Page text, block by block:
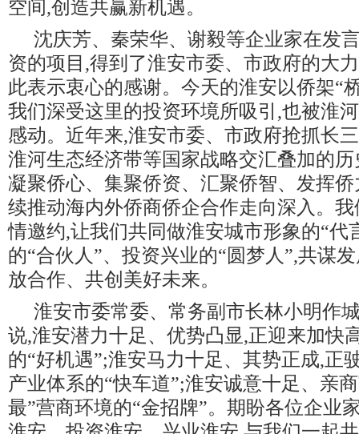
空间,创造共赢新机遇。
沈庆芳、秦荣华、谢毅等企业家在发
资的项目,得到了淮安市委、市政府的大
此表示衷心的感谢。今天的淮安以侨架“
我们深受这里的投资环境所吸引,也被淮
感动。近年来,淮安市委、市政府抢抓长
淮河生态经济带等国家战略交汇叠加的
凝聚侨心、集聚侨资、汇聚侨智、发挥
续推动海内外侨商侨企合作走向深入。
情邀约,让我们共同做淮安城市形象的“代
的“合伙人”、投资兴业的“圆梦人”,共谋
放合作、共创美好未来。
淮安市委常委、常务副市长林小明作
说,淮安潜力十足、优势凸显,正迎来加快
的“好机遇”;淮安马力十足、其势正成,正
产业体系的“快车道”;淮安诚意十足、亲
最”营商环境的“金招牌”。期盼各位企业